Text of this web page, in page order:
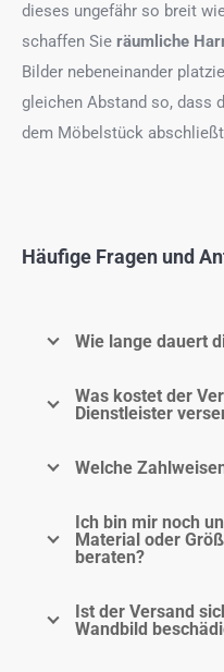
dieses ungefähr so breit
schaffen Sie räumliche
Bilder nebeneinander
gleichen Abstand so, dass
dem Möbelstück
Häufige Fragen und
Wie lange dauert
Was kostet der
Dienstleister
Welche
Ich bin mir noch
Material oder
beraten?
Ist der Versand
Wandbild